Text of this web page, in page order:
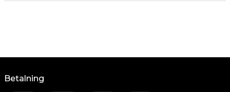
Betalning